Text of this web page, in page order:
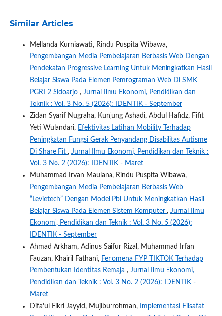
Similar Articles
Mellanda Kurniawati, Rindu Puspita Wibawa,
Pengembangan Media Pembelajaran Berbasis Web Dengan
Pendekatan Progressive Learning Untuk Meningkatkan Hasil
Belajar Siswa Pada Elemen Pemrograman Web Di SMK
PGRI 2 Sidoarjo , Jurnal Ilmu Ekonomi, Pendidikan dan
Teknik : Vol. 3 No. 5 (2026): IDENTIK - September
Zidan Syarif Nugraha, Kunjung Ashadi, Abdul Hafidz, Fifit
Yeti Wulandari, Efektivitas Latihan Mobility Terhadap
Peningkatan Fungsi Gerak Penyandang Disabilitas Autisme
Di Share Fit , Jurnal Ilmu Ekonomi, Pendidikan dan Teknik :
Vol. 3 No. 2 (2026): IDENTIK - Maret
Muhammad Irvan Maulana, Rindu Puspita Wibawa,
Pengembangan Media Pembelajaran Berbasis Web
“Levietech” Dengan Model Pbl Untuk Meningkatkan Hasil
Belajar Siswa Pada Elemen Sistem Komputer , Jurnal Ilmu
Ekonomi, Pendidikan dan Teknik : Vol. 3 No. 5 (2026):
IDENTIK - September
Ahmad Arkham, Adinus Saifur Rizal, Muhammad Irfan
Fauzan, Khairil Fathani, Fenomena FYP TIKTOK Terhadap
Pembentukan Identitas Remaja , Jurnal Ilmu Ekonomi,
Pendidikan dan Teknik : Vol. 3 No. 2 (2026): IDENTIK -
Maret
Difa’ul Fikri Jayyid, Mujiburrohman,
Implementasi Filsafat